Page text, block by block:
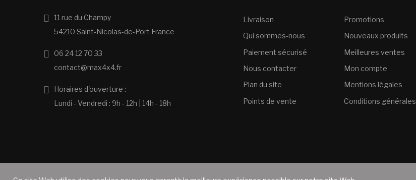
11 rue du Champy
54210 Saint-Nicolas-de-Port France
06 24 12 70 33
contact@max4x4.fr
Horaires d'ouverture :
Lundi - Vendredi : 9h - 12h | 14h - 18h
Livraison
Qui sommes-nous
Paiement sécurisé
Nous contacter
Plan du site
Points de vente
Promotions
Nouveaux produits
Meilleures ventes
Mon compte
Mentions légales
Conditions générales